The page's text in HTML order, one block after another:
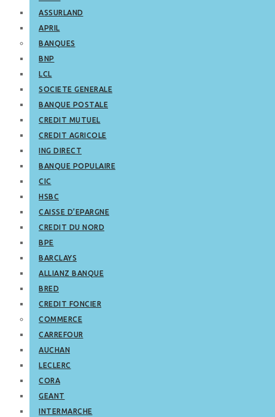
ASSURLAND
APRIL
BANQUES
BNP
LCL
SOCIETE GENERALE
BANQUE POSTALE
CREDIT MUTUEL
CREDIT AGRICOLE
ING DIRECT
BANQUE POPULAIRE
CIC
HSBC
CAISSE D’EPARGNE
CREDIT DU NORD
BPE
BARCLAYS
ALLIANZ BANQUE
BRED
CREDIT FONCIER
COMMERCE
CARREFOUR
AUCHAN
LECLERC
CORA
GEANT
INTERMARCHE